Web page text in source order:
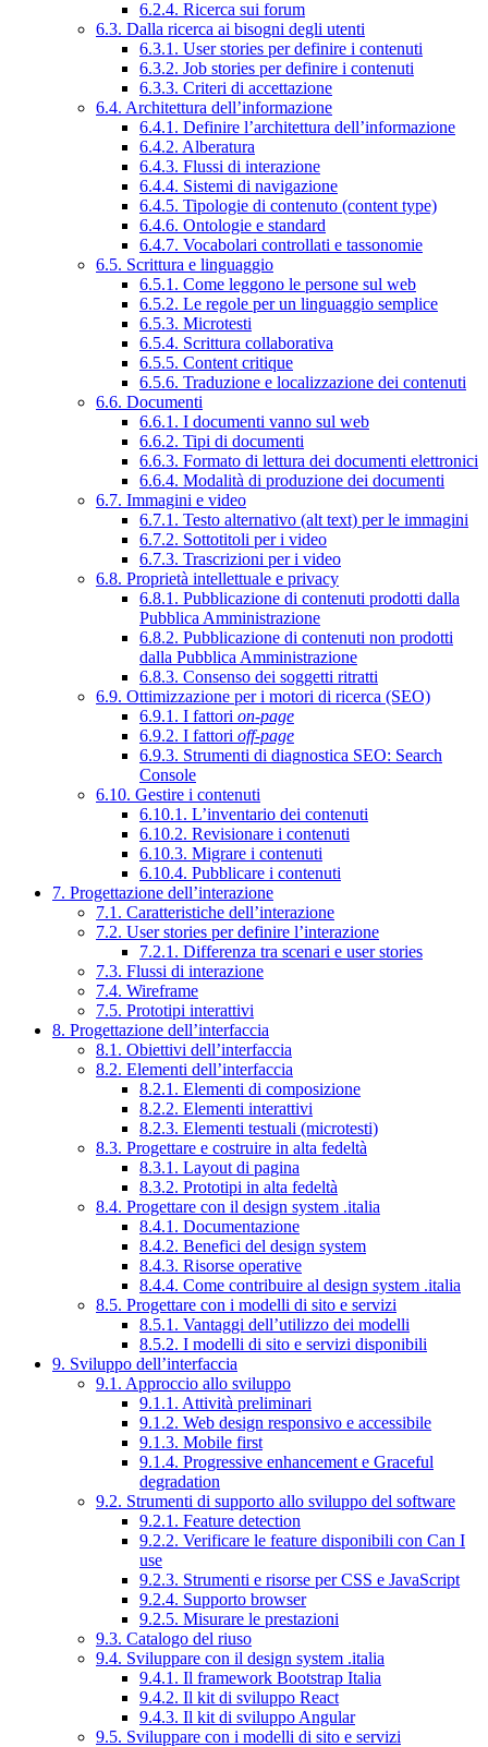
6.2.4. Ricerca sui forum
6.3. Dalla ricerca ai bisogni degli utenti
6.3.1. User stories per definire i contenuti
6.3.2. Job stories per definire i contenuti
6.3.3. Criteri di accettazione
6.4. Architettura dell’informazione
6.4.1. Definire l’architettura dell’informazione
6.4.2. Alberatura
6.4.3. Flussi di interazione
6.4.4. Sistemi di navigazione
6.4.5. Tipologie di contenuto (content type)
6.4.6. Ontologie e standard
6.4.7. Vocabolari controllati e tassonomie
6.5. Scrittura e linguaggio
6.5.1. Come leggono le persone sul web
6.5.2. Le regole per un linguaggio semplice
6.5.3. Microtesti
6.5.4. Scrittura collaborativa
6.5.5. Content critique
6.5.6. Traduzione e localizzazione dei contenuti
6.6. Documenti
6.6.1. I documenti vanno sul web
6.6.2. Tipi di documenti
6.6.3. Formato di lettura dei documenti elettronici
6.6.4. Modalità di produzione dei documenti
6.7. Immagini e video
6.7.1. Testo alternativo (alt text) per le immagini
6.7.2. Sottotitoli per i video
6.7.3. Trascrizioni per i video
6.8. Proprietà intellettuale e privacy
6.8.1. Pubblicazione di contenuti prodotti dalla
Pubblica Amministrazione
6.8.2. Pubblicazione di contenuti non prodotti
dalla Pubblica Amministrazione
6.8.3. Consenso dei soggetti ritratti
6.9. Ottimizzazione per i motori di ricerca (SEO)
6.9.1. I fattori on-page
6.9.2. I fattori off-page
6.9.3. Strumenti di diagnostica SEO: Search
Console
6.10. Gestire i contenuti
6.10.1. L’inventario dei contenuti
6.10.2. Revisionare i contenuti
6.10.3. Migrare i contenuti
6.10.4. Pubblicare i contenuti
7. Progettazione dell’interazione
7.1. Caratteristiche dell’interazione
7.2. User stories per definire l’interazione
7.2.1. Differenza tra scenari e user stories
7.3. Flussi di interazione
7.4. Wireframe
7.5. Prototipi interattivi
8. Progettazione dell’interfaccia
8.1. Obiettivi dell’interfaccia
8.2. Elementi dell’interfaccia
8.2.1. Elementi di composizione
8.2.2. Elementi interattivi
8.2.3. Elementi testuali (microtesti)
8.3. Progettare e costruire in alta fedeltà
8.3.1. Layout di pagina
8.3.2. Prototipi in alta fedeltà
8.4. Progettare con il design system .italia
8.4.1. Documentazione
8.4.2. Benefici del design system
8.4.3. Risorse operative
8.4.4. Come contribuire al design system .italia
8.5. Progettare con i modelli di sito e servizi
8.5.1. Vantaggi dell’utilizzo dei modelli
8.5.2. I modelli di sito e servizi disponibili
9. Sviluppo dell’interfaccia
9.1. Approccio allo sviluppo
9.1.1. Attività preliminari
9.1.2. Web design responsivo e accessibile
9.1.3. Mobile first
9.1.4. Progressive enhancement e Graceful
degradation
9.2. Strumenti di supporto allo sviluppo del software
9.2.1. Feature detection
9.2.2. Verificare le feature disponibili con Can I
use
9.2.3. Strumenti e risorse per CSS e JavaScript
9.2.4. Supporto browser
9.2.5. Misurare le prestazioni
9.3. Catalogo del riuso
9.4. Sviluppare con il design system .italia
9.4.1. Il framework Bootstrap Italia
9.4.2. Il kit di sviluppo React
9.4.3. Il kit di sviluppo Angular
9.5. Sviluppare con i modelli di sito e servizi